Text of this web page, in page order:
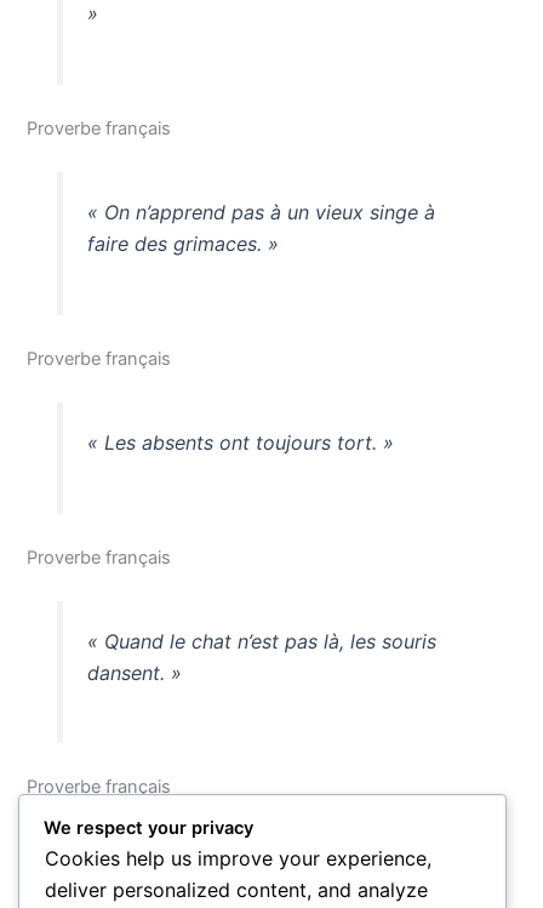
»
Proverbe français
« On n’apprend pas à un vieux singe à
faire des grimaces. »
Proverbe français
« Les absents ont toujours tort. »
Proverbe français
« Quand le chat n’est pas là, les souris
dansent. »
Proverbe français
De Wilde à Coluche, des rives de la Seine aux steppes de
Russie, la sagesse du monde s’accorde sur une vérité
fondamentale : la vie est trop imprévisible pour être prise
We respect your privacy
Cookies help us improve your experience,
deliver personalized content, and analyze